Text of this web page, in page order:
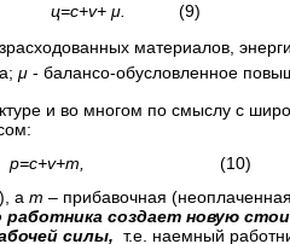
ц=c+v+ μ.
(9)
материалов,
μ - балансо-обусловленное
и во многом по смыслу с
(10)
а m – прибавочная
создает новую
силы, т.е. наемный